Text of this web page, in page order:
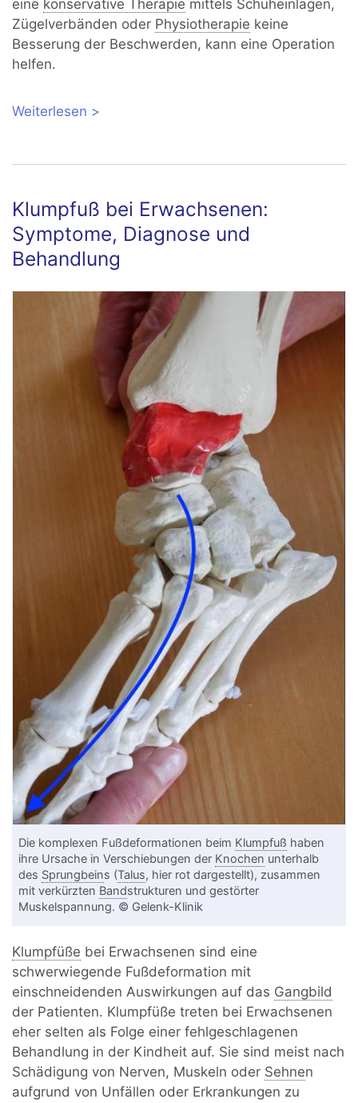
eine konservative Therapie mittels Schuheinlagen,
Zügelverbänden oder Physiotherapie keine
Besserung der Beschwerden, kann eine Operation
helfen.
Weiterlesen über Krallenzehe: Was tun bei einer
Klumpfuß bei Erwachsenen:
Symptome, Diagnose und
Behandlung
Die komplexen Fußdeformationen beim Klumpfuß haben
ihre Ursache in Verschiebungen der Knochen unterhalb
des Sprungbeins (Talus, hier rot dargestellt), zusammen
mit verkürzten Bandstrukturen und gestörter
Muskelspannung. © Gelenk-Klinik
Klumpfüße bei Erwachsenen sind eine
schwerwiegende Fußdeformation mit
einschneidenden Auswirkungen auf das Gangbild
der Patienten. Klumpfüße treten bei Erwachsenen
eher selten als Folge einer fehlgeschlagenen
Behandlung in der Kindheit auf. Sie sind meist nach
Schädigung von Nerven, Muskeln oder Sehnen
aufgrund von Unfällen oder Erkrankungen zu